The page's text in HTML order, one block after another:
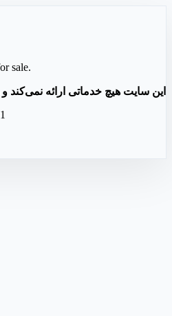
sale.
این سایت هیچ خدماتی ارائه نمی‌کند